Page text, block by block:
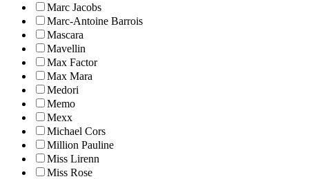
Marc Jacobs
Marc-Antoine Barrois
Mascara
Mavellin
Max Factor
Max Mara
Medori
Memo
Mexx
Michael Cors
Million Pauline
Miss Lirenn
Miss Rose